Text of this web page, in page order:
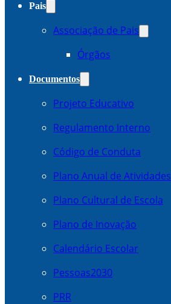
Pais
Associação de Pais
Órgãos
Documentos
Projeto Educativo
Regulamento Interno
Código de Conduta
Plano Anual de Atividades
Plano Cultural de Escola
Plano de Inovação
Calendário Escolar
Pessoas2030
PRR